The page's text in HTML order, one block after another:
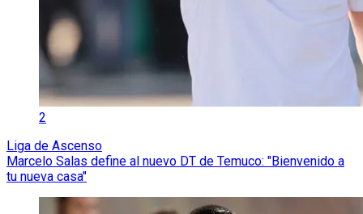
2
Liga de Ascenso
Marcelo Salas define al nuevo DT de Temuco: "Bienvenido a
tu nueva casa"